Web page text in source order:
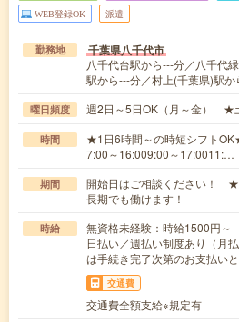
WEB登録OK 派遣
勤務地 千葉県八千代市
八千代台駅から---分／八千代
駅から---分／村上(千葉県)駅か
曜日頻度 週2日～5日OK（月～金） ★
時間
★1日6時間～の時短シフト
7:00～16:009:00～17:0011:…
期間
開始日はご相談ください！
長期でも働けます！
時給
無資格未経験：時給1500円
日払い／週払い制度あり（月
は手続き完了次第のお支払いと
交通費
交通費全額支給※規定有